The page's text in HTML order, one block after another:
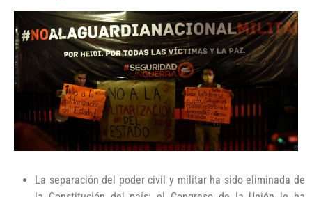
La separación del poder civil y militar ha sido eliminada de